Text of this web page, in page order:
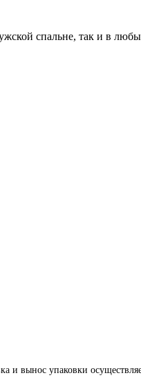
спальне, так и в
и вынос упаковки